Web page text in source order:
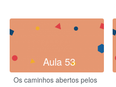
Aula 53
Os caminhos abertos pelos